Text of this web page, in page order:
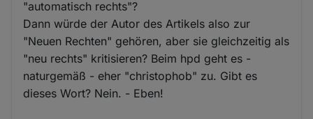
"automatisch rechts"?
Dann würde der Autor des Artikels also zur
"Neuen Rechten" gehören, aber sie gleichzeitig als
"neu rechts" kritisieren? Beim hpd geht es -
naturgemäß - eher "christophob" zu. Gibt es
dieses Wort? Nein. - Eben!